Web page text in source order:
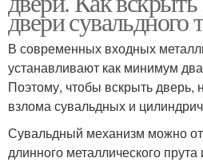
двери сувальдного
В современных входных
устанавливают как минимум
Поэтому, чтобы вскрыть дверь,
взлома сувальдных и
Сувальдный механизм можно
длинного металлического